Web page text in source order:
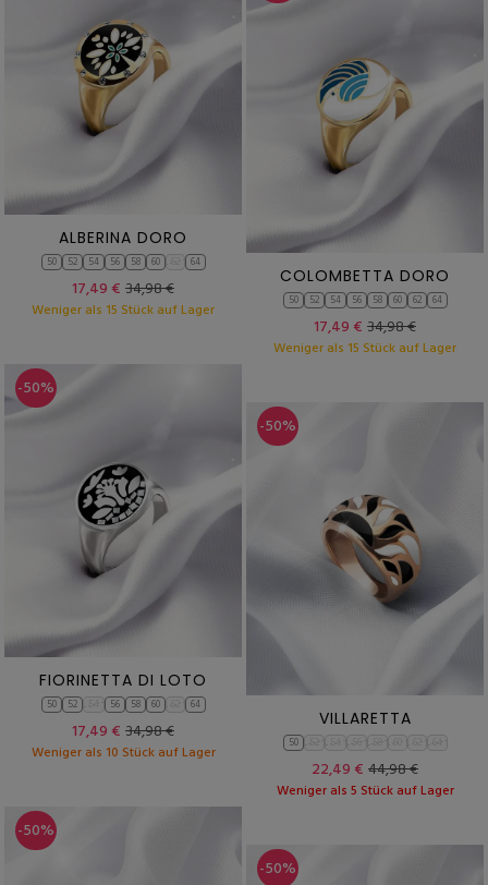
ALBERINA DORO
50 52 54 56 58 60 64
17,49 € 34,98 €
Weniger als 15 Stück auf Lager
COLOMBETTA DORO
50 52 54 56 58 60 62 64
17,49 € 34,98 €
Weniger als 15 Stück auf Lager
-50%
FIORINETTA DI LOTO
50 52 56 58 60 64
17,49 € 34,98 €
Weniger als 10 Stück auf Lager
-50%
VILLARETTA
50
22,49 € 44,98 €
Weniger als 5 Stück auf Lager
-50%
-50%